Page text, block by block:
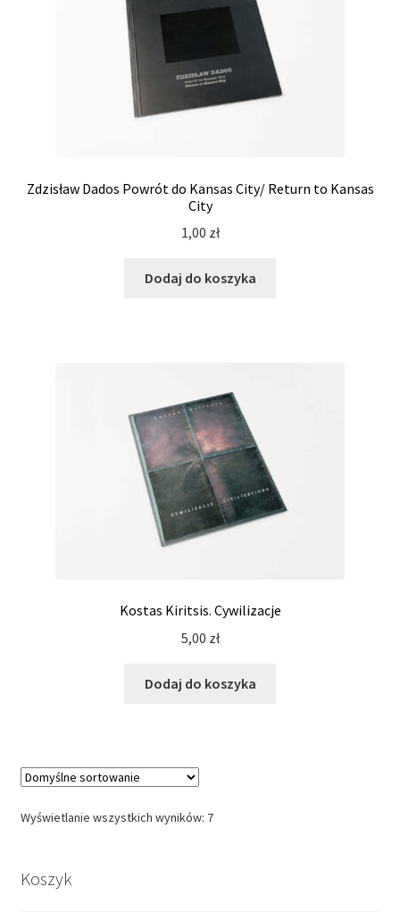
Zdzisław Dados Powrót do Kansas City/ Return to Kansas
City
1,00 zł
Dodaj do koszyka
Kostas Kiritsis. Cywilizacje
5,00 zł
Dodaj do koszyka
Wyświetlanie wszystkich wyników: 7
Koszyk